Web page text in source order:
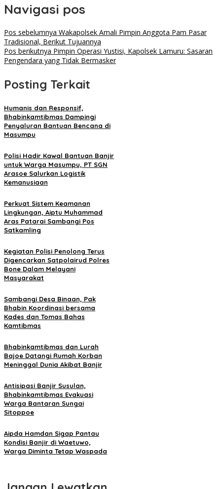
Navigasi pos
Pos sebelumnya Wakapolsek Amali Pimpin Anggota Pam Pasar
Tradisional, Berikut Tujuannya
Pos berikutnya Pimpin Operasi Yustisi, Kapolsek Lamuru: Sasaran
Pengendara yang Tidak Bermasker
Posting Terkait
Humanis dan Responsif,
Bhabinkamtibmas Dampingi
Penyaluran Bantuan Bencana di
Masumpu
Polisi Hadir Kawal Bantuan Banjir
untuk Warga Masumpu, PT SGN
Arasoe Salurkan Logistik
Kemanusiaan
Perkuat Sistem Keamanan
Lingkungan, Aiptu Muhammad
Aras Patarai Sambangi Pos
Satkamling
Kegiatan Polisi Penolong Terus
Digencarkan Satpolairud Polres
Bone Dalam Melayani
Masyarakat
Sambangi Desa Binaan, Pak
Bhabin Koordinasi bersama
Kades dan Tomas Bahas
Kamtibmas
Bhabinkamtibmas dan Lurah
Bajoe Datangi Rumah Korban
Meninggal Dunia Akibat Banjir
Antisipasi Banjir Susulan,
Bhabinkamtibmas Evakuasi
Warga Bantaran Sungai
Sitoppoe
Aipda Hamdan Sigap Pantau
Kondisi Banjir di Waetuwo,
Warga Diminta Tetap Waspada